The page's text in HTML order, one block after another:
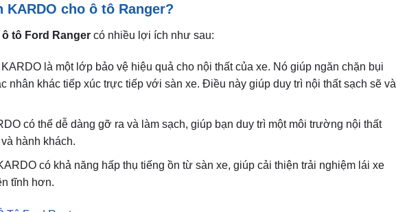
cho ô tô Ranger?
tô Ford Rangercó nhiều lợi ích như sau:
là một lớp bảo vệ hiệu quả cho nội thất của xe. Nó giúp ngăn chặn bụi
nhân khác tiếp xúc trực tiếp với sàn xe. Điều này giúp duy trì nội thất sạch sẽ và
có thể dễ dàng gỡ ra và làm sạch, giúp bạn duy trì một môi trường nội thất
hành khách.
có khả năng hấp thụ tiếng ồn từ sàn xe, giúp cải thiện trải nghiệm lái xe
tĩnh hơn.